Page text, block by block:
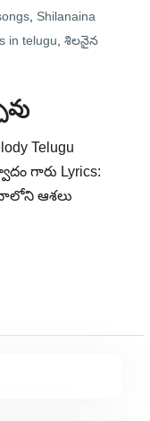
, Shilanaina
in telugu శిలనైన
Telugu
గారు Lyrics:
నాలోని ఆశలు